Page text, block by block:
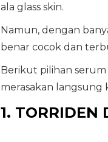
ala glass skin.
Namun, dengan
benar cocok dan
Berikut pilihan
merasakan langsung
1.